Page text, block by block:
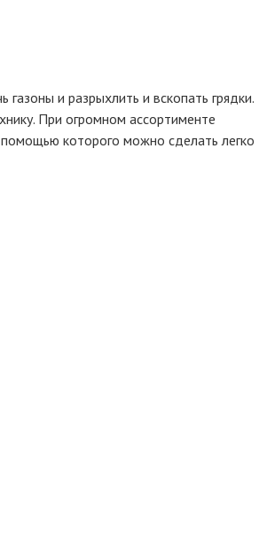
и разрыхлить и вскопать грядки.
При огромном ассортименте
которого можно сделать легко